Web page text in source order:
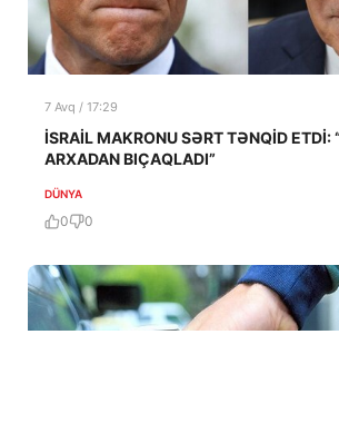
7 Avq / 17:29
İSRAİL MAKRONU SƏRT TƏNQİD ETDİ:
ARXADAN BIÇAQLADI”
DÜNYA
0 0